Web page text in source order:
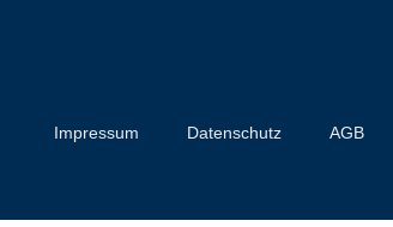
Impressum Datenschutz AGB